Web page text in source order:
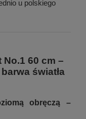
u polskiego
60 cm –
światła
obręczą –